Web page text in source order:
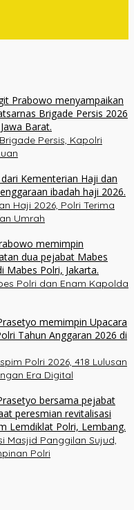
Persis, Kapolri
Haji 2026, Polri Terima
Umrah
Polri dan Enam Kapolda
Polri 2026, 418 Lulusan
Era Digital
Masjid Panggilan Sujud,
Polri